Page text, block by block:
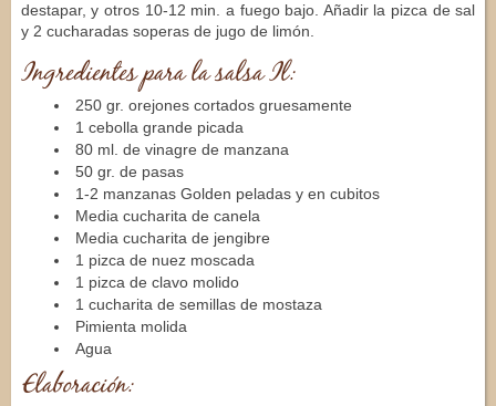
destapar, y otros 10-12 min. a fuego bajo. Añadir la pizca de sal
y 2 cucharadas soperas de jugo de limón.
Ingredientes para la salsa Il:
250 gr. orejones cortados gruesamente
1 cebolla grande picada
80 ml. de vinagre de manzana
50 gr. de pasas
1-2 manzanas Golden peladas y en cubitos
Media cucharita de canela
Media cucharita de jengibre
1 pizca de nuez moscada
1 pizca de clavo molido
1 cucharita de semillas de mostaza
Pimienta molida
Agua
Elaboración: